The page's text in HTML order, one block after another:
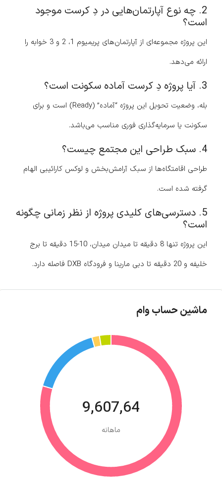
2. چه نوع آپارتمان‌هایی در دِ کرست موجود
است؟
این پروژه مجموعه‌ای از آپارتمان‌های پریمیوم 1، 2 و 3 خوابه را
ارائه می‌دهد.
3. آیا پروژه دِ کرست آماده سکونت است؟
بله، وضعیت تحویل این پروژه “آماده” (Ready) است و برای
سکونت یا سرمایه‌گذاری فوری مناسب می‌باشد.
4. سبک طراحی این مجتمع چیست؟
طراحی اقامتگاه‌ها از سبک آرامش‌بخش و لوکس کارائیبی الهام
گرفته شده است.
5. دسترسی‌های کلیدی پروژه از نظر زمانی چگونه
است؟
این پروژه تنها 8 دقیقه تا میدان میدان، 10-15 دقیقه تا برج
خلیفه و 20 دقیقه تا دبی مارینا و فرودگاه DXB فاصله دارد.
ماشین حساب وام
9,607,64
ماهانه